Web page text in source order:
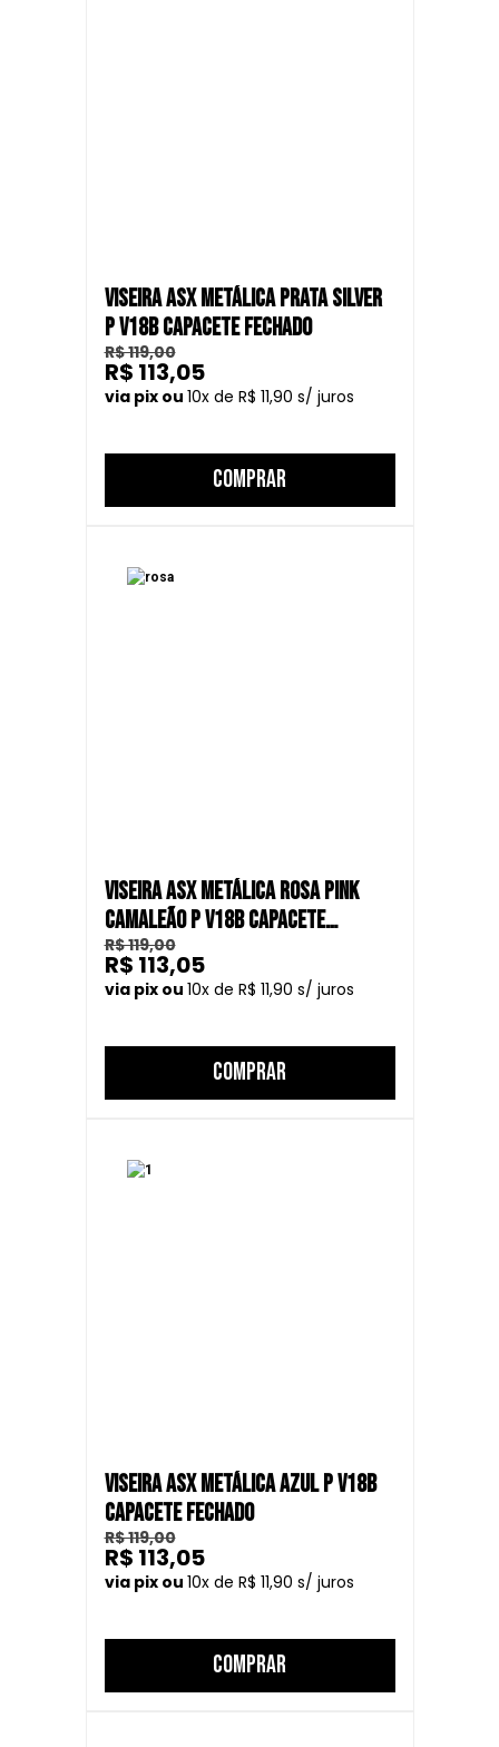
VISEIRA ASX METÁLICA PRATA SILVER
P V18B CAPACETE FECHADO
R$ 119,00
10
R$ 11,90
R$ 113,05
COMPRAR
VISEIRA ASX METÁLICA ROSA PINK
CAMALEÃO P V18B CAPACETE
FECHADO
R$ 119,00
10
R$ 11,90
R$ 113,05
COMPRAR
VISEIRA ASX METÁLICA AZUL P V18B
CAPACETE FECHADO
R$ 119,00
10
R$ 11,90
R$ 113,05
COMPRAR